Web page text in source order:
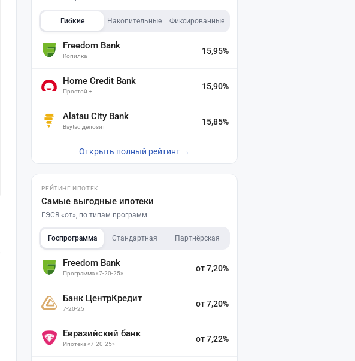
Гибкие Накопительные Фиксированные
Freedom Bank
Копилка
15,95%
Home Credit Bank
Простой +
15,90%
Alatau City Bank
Baytaq депозит
15,85%
Открыть полный рейтинг →
РЕЙТИНГ ИПОТЕК
Самые выгодные ипотеки
ГЭСВ «от», по типам программ
Госпрограмма Стандартная Партнёрская
Freedom Bank
Программа «7-20-25»
от 7,20%
Банк ЦентрКредит
7-20-25
от 7,20%
Евразийский банк
Ипотека «7-20-25»
от 7,22%